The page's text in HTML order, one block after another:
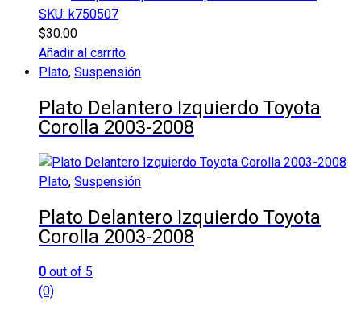
SKU: k750507
$30.00
Añadir al carrito
Plato, Suspensión
Plato Delantero Izquierdo Toyota
Corolla 2003-2008
Plato, Suspensión
Plato Delantero Izquierdo Toyota
Corolla 2003-2008
0 out of 5
(0)